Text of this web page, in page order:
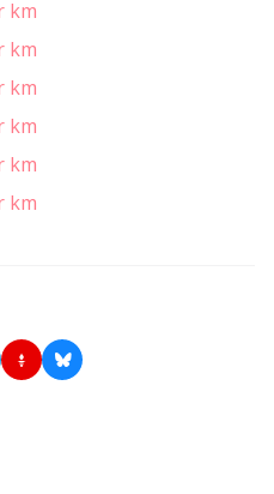
km
km
km
km
km
km